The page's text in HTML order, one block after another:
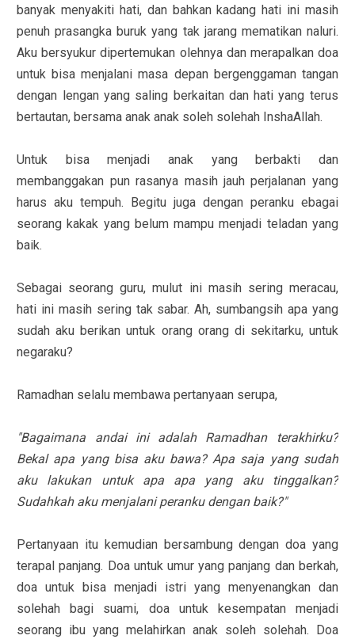
banyak menyakiti hati, dan bahkan kadang hati ini masih
penuh prasangka buruk yang tak jarang mematikan naluri.
Aku bersyukur dipertemukan olehnya dan merapalkan doa
untuk bisa menjalani masa depan bergenggaman tangan
dengan lengan yang saling berkaitan dan hati yang terus
bertautan, bersama anak anak soleh solehah InshaAllah.
Untuk bisa menjadi anak yang berbakti dan
membanggakan pun rasanya masih jauh perjalanan yang
harus aku tempuh. Begitu juga dengan peranku ebagai
seorang kakak yang belum mampu menjadi teladan yang
baik.
Sebagai seorang guru, mulut ini masih sering meracau,
hati ini masih sering tak sabar. Ah, sumbangsih apa yang
sudah aku berikan untuk orang orang di sekitarku, untuk
negaraku?
Ramadhan selalu membawa pertanyaan serupa,
"Bagaimana andai ini adalah Ramadhan terakhirku?
Bekal apa yang bisa aku bawa? Apa saja yang sudah
aku lakukan untuk apa apa yang aku tinggalkan?
Sudahkah aku menjalani peranku dengan baik?"
Pertanyaan itu kemudian bersambung dengan doa yang
terapal panjang. Doa untuk umur yang panjang dan berkah,
doa untuk bisa menjadi istri yang menyenangkan dan
solehah bagi suami, doa untuk kesempatan menjadi
seorang ibu yang melahirkan anak soleh solehah. Doa